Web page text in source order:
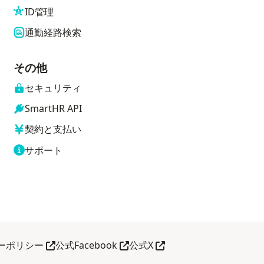
ID管理
通勤経路検索
その他
セキュリティ
SmartHR API
契約と支払い
サポート
ポリシー 別タブで開く
公式Facebook別タブで開く
公式X別タブで開く